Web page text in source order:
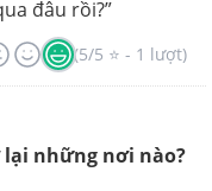
đâu rồi?”
(5/5 ⭐ - 1 lượt)
lại những nơi nào?